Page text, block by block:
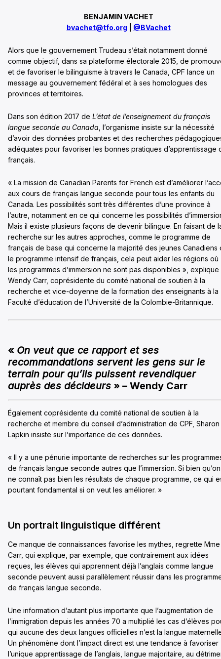
BENJAMIN VACHET
bvachet@tfo.org
@BVachet
Alors que le gouvernement Trudeau s’était notamment donné
comme objectif, dans sa plateforme électorale 2015, de
et de favoriser le bilinguisme à travers le Canada, CPF lance un
message au gouvernement fédéral et à ses homologues des
provinces et territoires.
Dans son édition 2017 de L’état de l’enseignement du français
langue seconde au Canada , l’organisme insiste sur la nécessité
d’avoir des données probantes et des recherches
adéquates pour favoriser les bonnes pratiques d’apprentissage
français.
« La mission de Canadian Parents for French est d’améliorer
aux cours de français langue seconde pour tous les enfants du
Canada. Les possibilités sont très différentes d’une province à
l’autre, notamment en ce qui concerne les possibilités
Mais il existe plusieurs façons de devenir bilingue. En faisant de
recherche sur les autres approches, comme le programme de
français de base qui concerne la majorité des jeunes Canadiens
le programme intensif de français, cela peut aider les régions où
les programmes d’immersion ne sont pas disponibles », explique
Wendy Carr, coprésidente du comité national de soutien à la
recherche et vice-doyenne de la formation des enseignants à la
Faculté d’éducation de l’Université de la Colombie-Britannique.
« On veut que ce rapport et ses
recommandations servent les gens sur le
terrain pour qu’ils puissent revendiquer
auprès des décideurs » – Wendy Carr
Également coprésidente du comité national de soutien à la
recherche et membre du conseil d’administration de CPF, Sharon
Lapkin insiste sur l’importance de ces données.
« Il y a une pénurie importante de recherches sur les
de français langue seconde autres que l’immersion. Si bien qu’on
ne connaît pas bien les résultats de chaque programme, ce qui
pourtant fondamental si on veut les améliorer. »
Un portrait linguistique différent
Ce manque de connaissances favorise les mythes, regrette Mme
Carr, qui explique, par exemple, que contrairement aux idées
reçues, les élèves qui apprennent déjà l’anglais comme langue
seconde peuvent aussi parallèlement réussir dans les
de français langue seconde.
Une information d’autant plus importante que l’augmentation de
l’immigration depuis les années 70 a multiplié les cas d’élèves
qui aucune des deux langues officielles n’est la langue
Un phénomène dont l’impact direct est une tendance à favoriser
l’unique apprentissage de l’anglais, langue majoritaire, au